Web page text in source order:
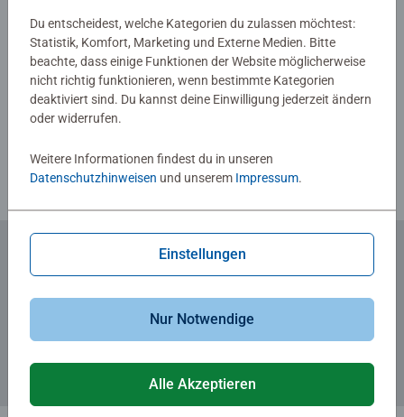
Verfasse eine Bewertung
Zum Newsletter anmelden
... und 5 € Gutschein sichern!
Du entscheidest, welche Kategorien du zulassen möchtest:
Statistik, Komfort, Marketing und Externe Medien. Bitte
beachte, dass einige Funktionen der Website möglicherweise
nicht richtig funktionieren, wenn bestimmte Kategorien
deaktiviert sind. Du kannst deine Einwilligung jederzeit ändern
oder widerrufen.
Weitere Informationen findest du in unseren
Datenschutzhinweisen und unserem Impressum.
Einstellungen
Nur Notwendige
Alle Akzeptieren